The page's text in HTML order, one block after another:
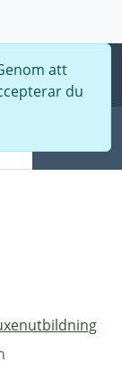
Meny
att
du